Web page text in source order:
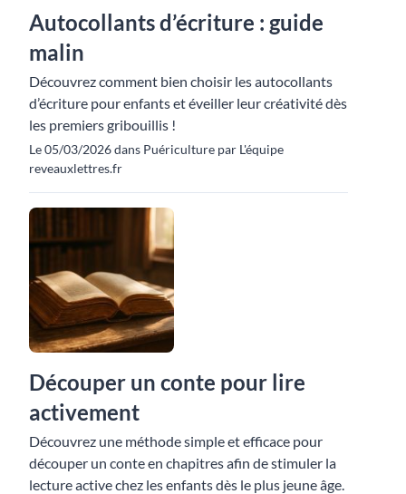
Autocollants d’écriture : guide
malin
Découvrez comment bien choisir les autocollants
d’écriture pour enfants et éveiller leur créativité dès
les premiers gribouillis !
Le 05/03/2026 dans Puériculture par L'équipe
reveauxlettres.fr
Découper un conte pour lire
activement
Découvrez une méthode simple et efficace pour
découper un conte en chapitres afin de stimuler la
lecture active chez les enfants dès le plus jeune âge.